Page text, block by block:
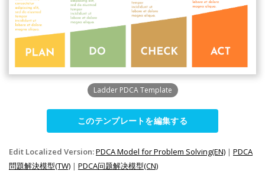
Ladder PDCA Template
このテンプレートを編集する
Edit Localized Version:PDCA Model for Problem Solving(EN) | PDCA
問題解決模型(TW) | PDCA问题解决模型(CN)